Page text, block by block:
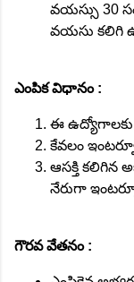
వయస్సు 30
వయసు కలిగి
ఎంపిక విధానం :
ఈ ఉద్యోగాలకు
కేవలం
ఆసక్తి కలిగిన
నేరుగా
గౌరవ వేతనం :